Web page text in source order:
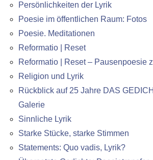
Persönlichkeiten der Lyrik
Poesie im öffentlichen Raum: Fotos
Poesie. Meditationen
Reformatio | Reset
Reformatio | Reset – Pausenpoesie
Religion und Lyrik
Rückblick auf 25 Jahre DAS
Galerie
Sinnliche Lyrik
Starke Stücke, starke Stimmen
Statements: Quo vadis, Lyrik?